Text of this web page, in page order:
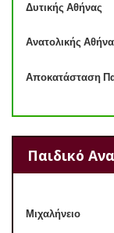
Δυτικής Αθήνας
Ανατολικής
Αποκατάσταση
Παιδικό
Μιχαλήνειο